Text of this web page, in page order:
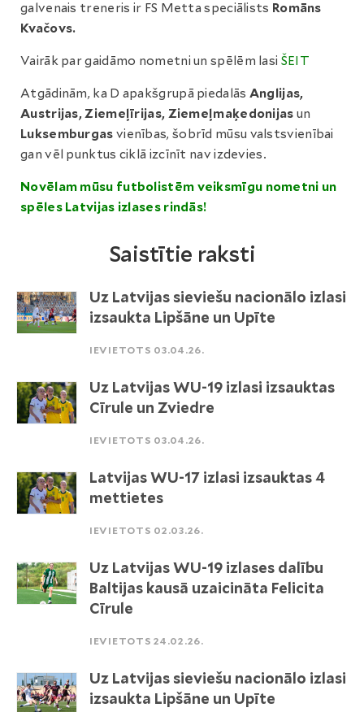
galvenais treneris ir FS Metta speciālists Romāns
Kvačovs.
Vairāk par gaidāmo nometni un spēlēm lasi ŠEIT
Atgādinām, ka D apakšgrupā piedalās Anglijas,
Austrijas, Ziemeļīrijas, Ziemeļmaķedonijas un
Luksemburgas vienības, šobrīd mūsu valstsvienībai
gan vēl punktus ciklā izcīnīt nav izdevies.
Novēlam mūsu futbolistēm veiksmīgu nometni un
spēles Latvijas izlases rindās!
Saistītie raksti
Uz Latvijas sieviešu nacionālo izlasi
izsaukta Lipšāne un Upīte
IEVIETOTS 03.04.26.
Uz Latvijas WU-19 izlasi izsauktas
Cīrule un Zviedre
IEVIETOTS 03.04.26.
Latvijas WU-17 izlasi izsauktas 4
mettietes
IEVIETOTS 02.03.26.
Uz Latvijas WU-19 izlases dalību
Baltijas kausā uzaicināta Felicita
Cīrule
IEVIETOTS 24.02.26.
Uz Latvijas sieviešu nacionālo izlasi
izsaukta Lipšāne un Upīte